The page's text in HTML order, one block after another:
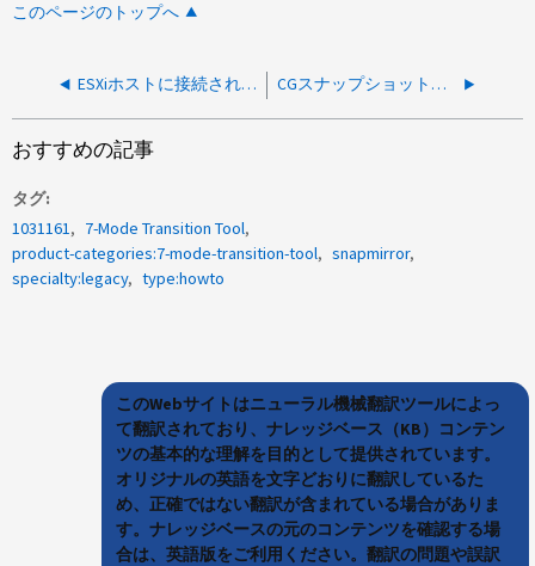
このページのトップへ
ESXiホストに接続されたBrocadeスイッチでC3タイムアウトと修正不能なエラーが表示される CGスナップショットの作成が「別のリクエストが処理中です」で失敗しました
おすすめの記事
タグ
1031161
7-Mode Transition Tool
product-categories:7-mode-transition-tool
snapmirror
specialty:legacy
type:howto
このWebサイトはニューラル機械翻訳ツールによっ
て翻訳されており、ナレッジベース（KB）コンテン
ツの基本的な理解を目的として提供されています。
オリジナルの英語を文字どおりに翻訳しているた
め、正確ではない翻訳が含まれている場合がありま
す。ナレッジベースの元のコンテンツを確認する場
合は、英語版をご利用ください。翻訳の問題や誤訳